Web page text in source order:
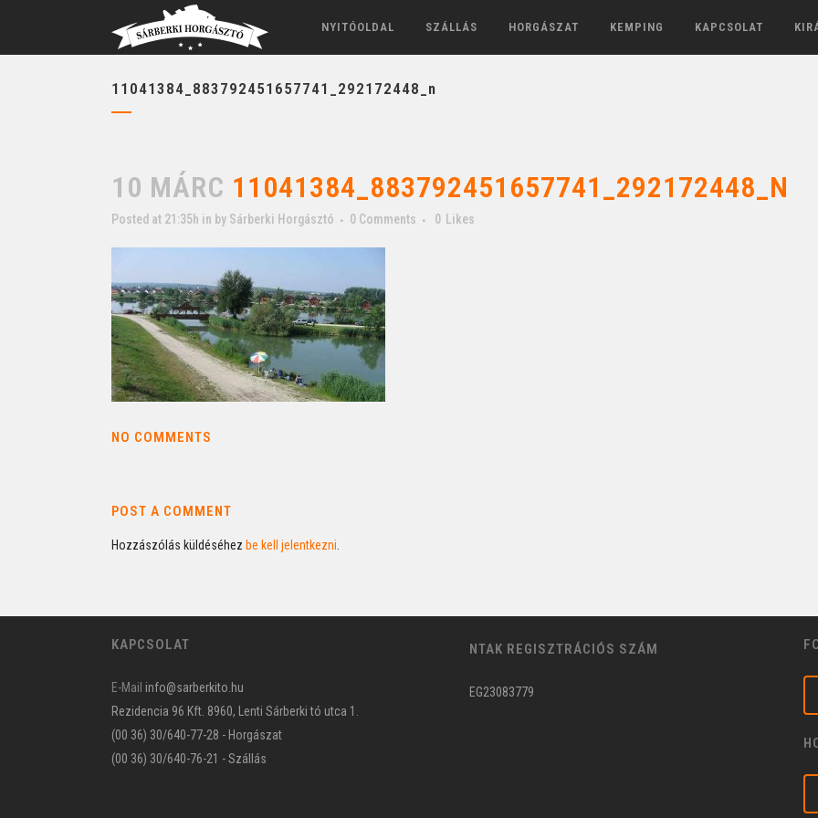
NYITÓOLDAL SZÁLLÁS HORGÁSZAT KEMPING KAPCSOLAT
11041384_883792451657741_292172448_n
10 MÁRC 11041384_883792451657741_292172448_N
Posted at 21:35h in by Sárberki Horgásztó 0 Comments 0 Likes
NO COMMENTS
POST A COMMENT
Hozzászólás küldéséhez be kell jelentkezni
KAPCSOLAT
E-Mail info@sarberkito.hu
Rezidencia 96 Kft. 8960, Lenti Sárberki tó utca 1.
(00 36) 30/640-77-28 - Horgászat
(00 36) 30/640-76-21 - Szállás
NTAK REGISZTRÁCIÓS SZÁM
EG23083779